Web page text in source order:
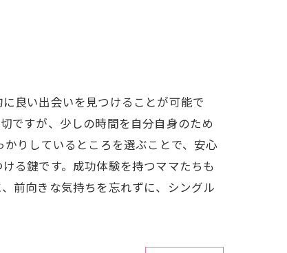
良い出会いを見つけることが可能で
ですが、少しの時間を自分自身のため
りしているところを選ぶことで、安心
る鍵です。成功体験を持つママたちも
前向きな気持ちを忘れずに、シングル